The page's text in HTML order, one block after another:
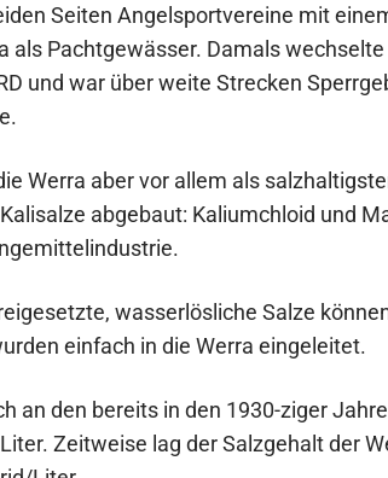
Seiten Angelsportvereine mit
als Pachtgewässer. Damals
und war über weite Strecken
Werra aber vor allem als
abgebaut: Kaliumchloid und
wasserlösliche Salze
einfach in die Werra eingeleitet.
an den bereits in den 1930-ziger
Zeitweise lag der Salzgehalt der